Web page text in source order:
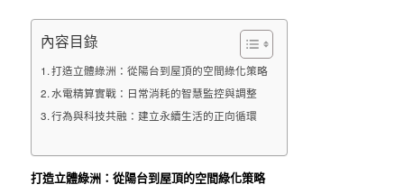
內容目錄
打造立體綠洲：從陽台到屋頂的空間綠化策略
水電精算實戰：日常消耗的智慧監控與調整
行為與科技共融：建立永續生活的正向循環
打造立體綠洲：從陽台到屋頂的空間綠化策略